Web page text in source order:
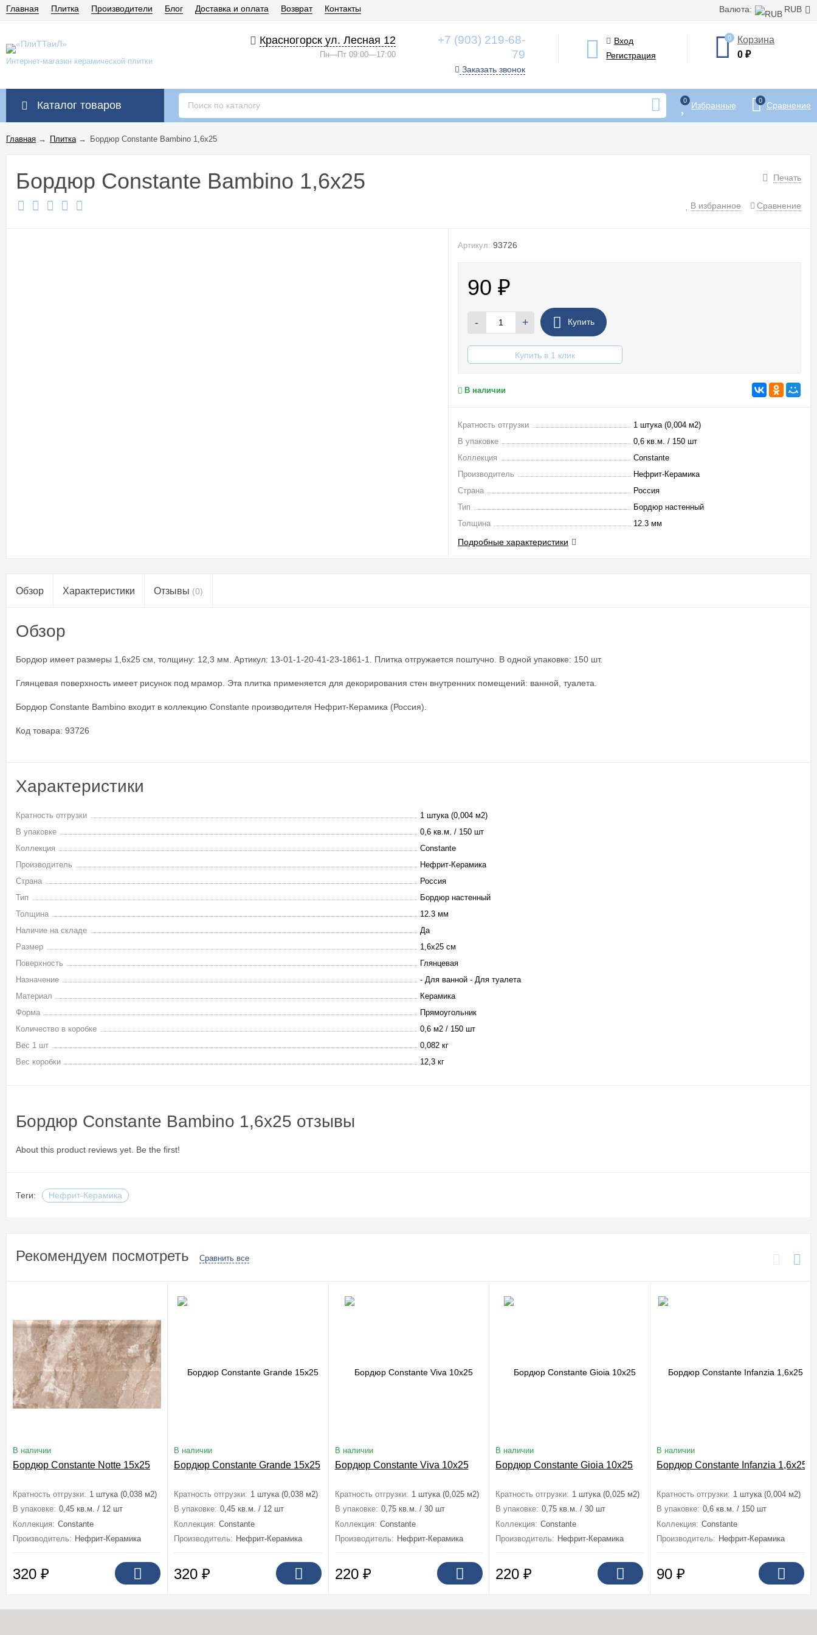
Валюта: RUB
Главная Плитка Производители Блог Доставка и оплата Возврат Контакты
Интернет-магазин керамической плитки
Красногорск ул. Лесная 12
Пн—Пт 09:00—17:00
+7 (903) 219-68-
79
Заказать звонок
Вход
Регистрация
0
Корзина
0 ₽
Каталог товаров 0 Избранные 0 Сравнение
Главная → Плитка→ Бордюр Constante Bambino 1,6x25
Печать
Бордюр Constante Bambino 1,6x25
В избранное Сравнение
Артикул: 93726
90₽
- + Купить
Купить в 1 клик
В наличии
Кратность отгрузки
1 штука (0,004 м2)
В упаковке
0,6 кв.м. / 150 шт
Коллекция
Constante
Производитель
Нефрит-Керамика
Страна
Россия
Тип
Бордюр настенный
Толщина
12.3 мм
Подробные характеристики
Обзор Характеристики Отзывы (0)
Обзор
Бордюр имеет размеры 1,6x25 см, толщину: 12,3 мм. Артикул: 13-01-1-20-41-23-1861-1. Плитка отгружается поштучно. В одной упаковке: 150 шт.
Глянцевая поверхность имеет рисунок под мрамор. Эта плитка применяется для декорирования стен внутренних помещений: ванной, туалета.
Бордюр Constante Bambino входит в коллекцию Constante производителя Нефрит-Керамика (Россия).
Код товара: 93726
Характеристики
Кратность отгрузки
1 штука (0,004 м2)
В упаковке
0,6 кв.м. / 150 шт
Коллекция
Constante
Производитель
Нефрит-Керамика
Страна
Россия
Тип
Бордюр настенный
Толщина
12.3 мм
Наличие на складе
Да
Размер
1,6х25 см
Поверхность
Глянцевая
Назначение
- Для ванной - Для туалета
Материал
Керамика
Форма
Прямоугольник
Количество в коробке
0,6 м2 / 150 шт
Вес 1 шт
0,082 кг
Вес коробки
12,3 кг
Бордюр Constante Bambino 1,6x25 отзывы
About this product reviews yet. Be the first!
Теги: Нефрит-Керамика
Рекомендуем посмотреть Сравнить все
В наличии
Бордюр Constante Notte 15x25
Кратность отгрузки: 1 штука (0,038 м2)
В упаковке: 0,45 кв.м. / 12 шт
Коллекция: Constante
Производитель: Нефрит-Керамика
320 ₽
В наличии
Бордюр Constante Grande 15x25
Кратность отгрузки: 1 штука (0,038 м2)
В упаковке: 0,45 кв.м. / 12 шт
Коллекция: Constante
Производитель: Нефрит-Керамика
320 ₽
В наличии
Бордюр Constante Viva 10x25
Кратность отгрузки: 1 штука (0,025 м2)
В упаковке: 0,75 кв.м. / 30 шт
Коллекция: Constante
Производитель: Нефрит-Керамика
220 ₽
В наличии
Бордюр Constante Gioia 10x25
Кратность отгрузки: 1 штука (0,025 м2)
В упаковке: 0,75 кв.м. / 30 шт
Коллекция: Constante
Производитель: Нефрит-Керамика
220₽
В наличии
Бордюр Constante Infanzia 1,6x25
Кратность отгрузки: 1 штука (0,004 м2)
В упаковке: 0,6 кв.м. / 150 шт
Коллекция: Constante
Производитель: Нефрит-Керамика
90₽